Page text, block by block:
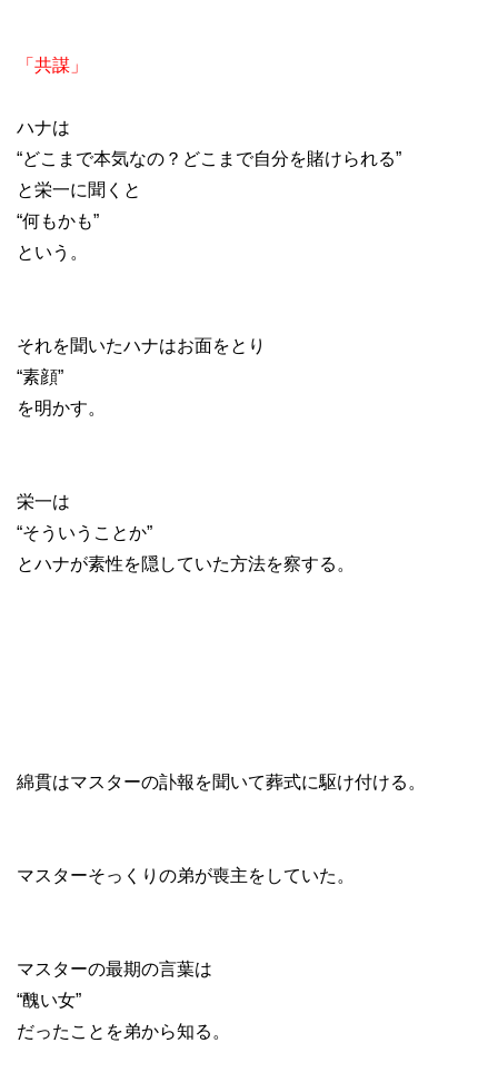
「共謀」
ハナは
“どこまで本気なの？どこまで自分を賭けられる”
と栄一に聞くと
“何もかも”
という。
それを聞いたハナはお面をとり
“素顔”
を明かす。
栄一は
“そういうことか”
とハナが素性を隠していた方法を察する。
綿貫はマスターの訃報を聞いて葬式に駆け付ける。
マスターそっくりの弟が喪主をしていた。
マスターの最期の言葉は
“醜い女”
だったことを弟から知る。